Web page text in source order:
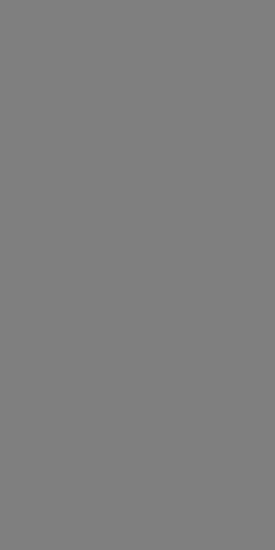
écoute
sur-mesure et repartez